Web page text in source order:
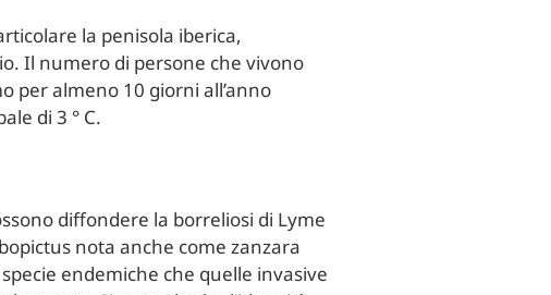
la penisola iberica,
Il numero di persone che vivono
per almeno 10 giorni all’anno
di 3 ° C.
diffondere la borreliosi di Lyme
nota anche come zanzara
endemiche che quelle invasive